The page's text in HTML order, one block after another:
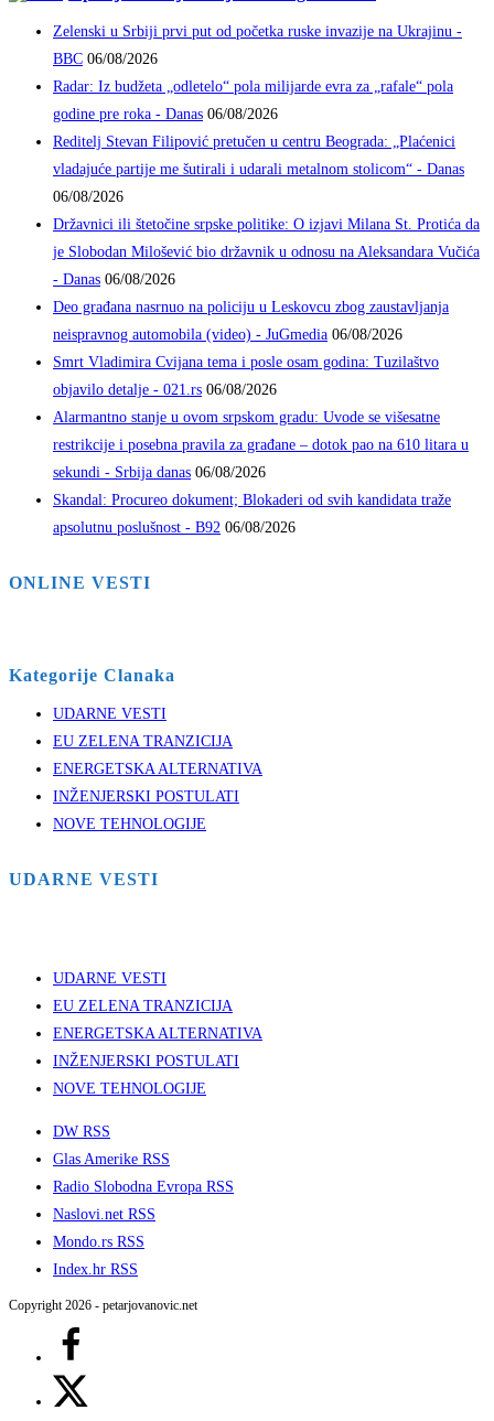
Zelenski u Srbiji prvi put od početka ruske invazije na Ukrajinu -
BBC 06/08/2026
Radar: Iz budžeta „odletelo“ pola milijarde evra za „rafale“ pola
godine pre roka - Danas 06/08/2026
Reditelj Stevan Filipović pretučen u centru Beograda: „Plaćenici
vladajuće partije me šutirali i udarali metalnom stolicom“ - Danas
06/08/2026
Državnici ili štetočine srpske politike: O izjavi Milana St. Protića da
je Slobodan Milošević bio državnik u odnosu na Aleksandara Vučića
- Danas 06/08/2026
Deo građana nasrnuo na policiju u Leskovcu zbog zaustavljanja
neispravnog automobila (video) - JuGmedia 06/08/2026
Smrt Vladimira Cvijana tema i posle osam godina: Tuzilaštvo
objavilo detalje - 021.rs 06/08/2026
Alarmantno stanje u ovom srpskom gradu: Uvode se višesatne
restrikcije i posebna pravila za građane – dotok pao na 610 litara u
sekundi - Srbija danas 06/08/2026
Skandal: Procureo dokument; Blokaderi od svih kandidata traže
apsolutnu poslušnost - B92 06/08/2026
ONLINE VESTI
Kategorije Clanaka
UDARNE VESTI
EU ZELENA TRANZICIJA
ENERGETSKA ALTERNATIVA
INŽENJERSKI POSTULATI
NOVE TEHNOLOGIJE
UDARNE VESTI
UDARNE VESTI
EU ZELENA TRANZICIJA
ENERGETSKA ALTERNATIVA
INŽENJERSKI POSTULATI
NOVE TEHNOLOGIJE
DW RSS
Glas Amerike RSS
Radio Slobodna Evropa RSS
Naslovi.net RSS
Mondo.rs RSS
Index.hr RSS
Copyright 2026 - petarjovanovic.net